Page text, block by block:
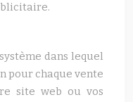
dans lequel
pour chaque vente
site web ou vos